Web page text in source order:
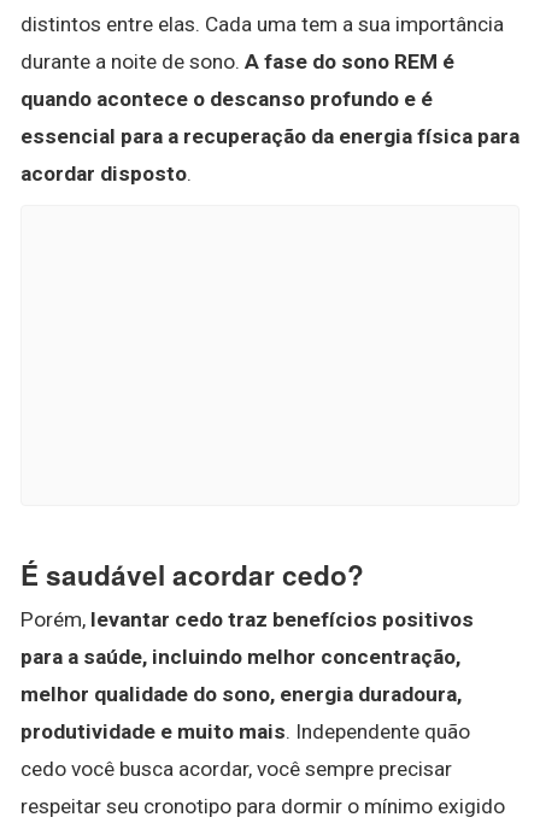
distintos entre elas. Cada uma tem a sua importância
durante a noite de sono. A fase do sono REM é
quando acontece o descanso profundo e é
essencial para a recuperação da energia física para
acordar disposto.
É saudável acordar cedo?
Porém, levantar cedo traz benefícios positivos
para a saúde, incluindo melhor concentração,
melhor qualidade do sono, energia duradoura,
produtividade e muito mais. Independente quão
cedo você busca acordar, você sempre precisar
respeitar seu cronotipo para dormir o mínimo exigido